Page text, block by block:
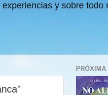
y sobre todo